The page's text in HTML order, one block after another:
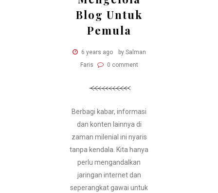
Blog Untuk
Pemula
6 years ago
by Salman
Faris
0 comment
Berbagi kabar, informasi
dan konten lainnya di
zaman milenial ini nyaris
tanpa kendala. Kita hanya
perlu mengandalkan
jaringan internet dan
seperangkat gawai untuk